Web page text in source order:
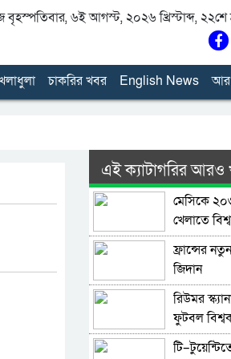
৬ই আগস্ট, ২০২৬ খ্রিস্টাব্দ, ২২শে
চাকরির খবর English News
এই ক্যাটাগরির আরও
মেসিকে
খেলাতে
স্বাক্ষরের
ফ্রান্সের
জিদান
রিউমর
ফুটবল
বেশি ভুল